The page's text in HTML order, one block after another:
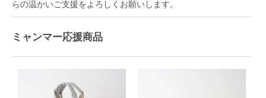
らの温かいご支援をよろしくお願いします。
ミャンマー応援商品